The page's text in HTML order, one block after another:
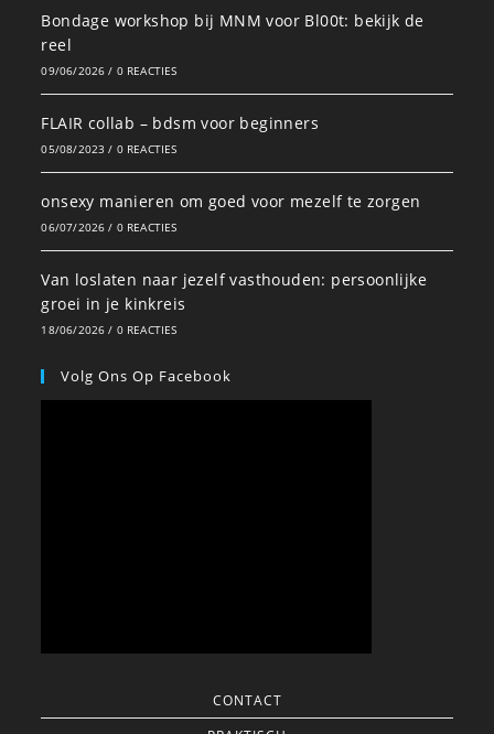
Bondage workshop bij MNM voor Bl00t: bekijk de
reel
09/06/2026 / 0 REACTIES
FLAIR collab – bdsm voor beginners
05/08/2023 / 0 REACTIES
onsexy manieren om goed voor mezelf te zorgen
06/07/2026 / 0 REACTIES
Van loslaten naar jezelf vasthouden: persoonlijke
groei in je kinkreis
18/06/2026 / 0 REACTIES
Volg Ons Op Facebook
CONTACT